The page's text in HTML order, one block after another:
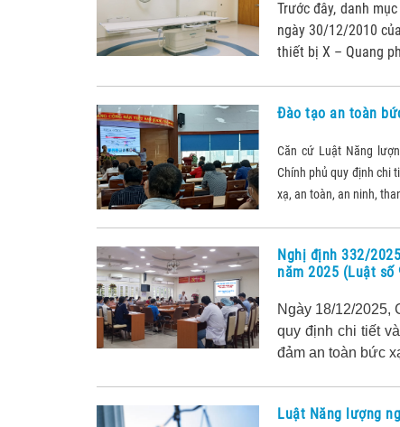
Trước đây, danh
ngày 30/12/2010
thiết bị X – Quang
Đào tạo an toàn
Căn cứ Luật Năng
Chính phủ quy định chi
xạ, an toàn, an ninh,
Nghị định 332/
năm 2025 (Luật
Ngày 18/12/2025,
quy định chi tiết
đảm an toàn bức
Luật Năng lượng